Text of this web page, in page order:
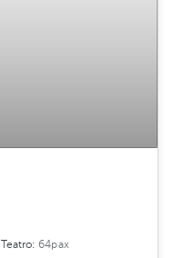
Teatro:64pax